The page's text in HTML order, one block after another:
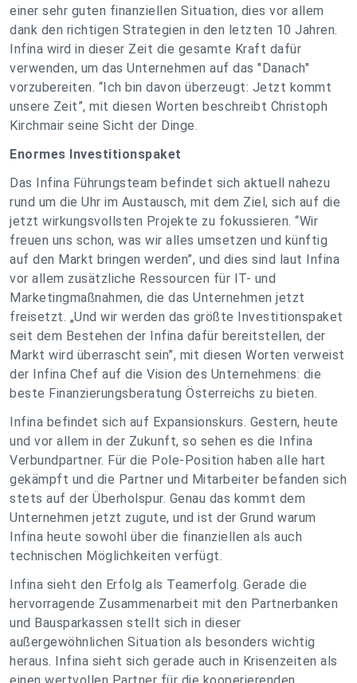
einer sehr guten finanziellen Situation, dies vor allem
dank den richtigen Strategien in den letzten 10 Jahren.
Infina wird in dieser Zeit die gesamte Kraft dafür
verwenden, um das Unternehmen auf das "Danach"
vorzubereiten. “Ich bin davon überzeugt: Jetzt kommt
unsere Zeit”, mit diesen Worten beschreibt Christoph
Kirchmair seine Sicht der Dinge.
Enormes Investitionspaket
Das Infina Führungsteam befindet sich aktuell nahezu
rund um die Uhr im Austausch, mit dem Ziel, sich auf die
jetzt wirkungsvollsten Projekte zu fokussieren. “Wir
freuen uns schon, was wir alles umsetzen und künftig
auf den Markt bringen werden”, und dies sind laut Infina
vor allem zusätzliche Ressourcen für IT- und
Marketingmaßnahmen, die das Unternehmen jetzt
freisetzt. „Und wir werden das größte Investitionspaket
seit dem Bestehen der Infina dafür bereitstellen, der
Markt wird überrascht sein”, mit diesen Worten verweist
der Infina Chef auf die Vision des Unternehmens: die
beste Finanzierungsberatung Österreichs zu bieten.
Infina befindet sich auf Expansionskurs. Gestern, heute
und vor allem in der Zukunft, so sehen es die Infina
Verbundpartner. Für die Pole-Position haben alle hart
gekämpft und die Partner und Mitarbeiter befanden sich
stets auf der Überholspur. Genau das kommt dem
Unternehmen jetzt zugute, und ist der Grund warum
Infina heute sowohl über die finanziellen als auch
technischen Möglichkeiten verfügt.
Infina sieht den Erfolg als Teamerfolg. Gerade die
hervorragende Zusammenarbeit mit den Partnerbanken
und Bausparkassen stellt sich in dieser
außergewöhnlichen Situation als besonders wichtig
heraus. Infina sieht sich gerade auch in Krisenzeiten als